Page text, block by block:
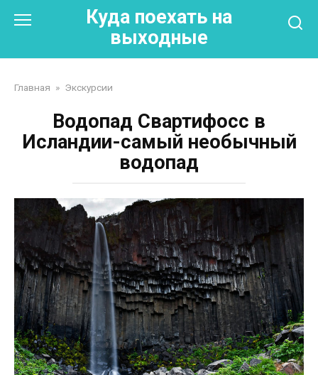
Куда поехать на
выходные
Главная » Экскурсии
Водопад Свартифосс в
Исландии-самый необычный
водопад